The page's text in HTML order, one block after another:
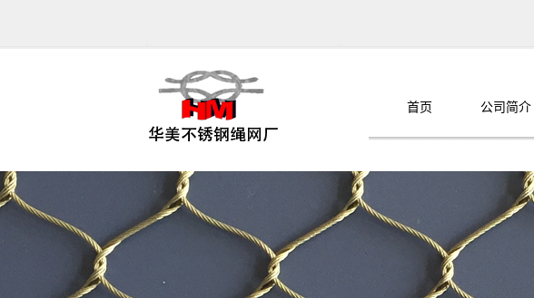
首页 公司简介